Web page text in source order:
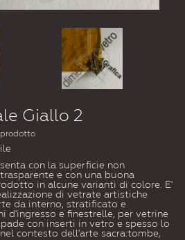
Giallo 2
prodotto
con la superficie non
e con una buona
in alcune varianti di colore. E'
di vetrate artistiche
da interno, stratificato e
d'ingresso e finestrelle, per vetrine
con inserti in vetro e spesso lo
contesto dell'arte sacra:tombe,